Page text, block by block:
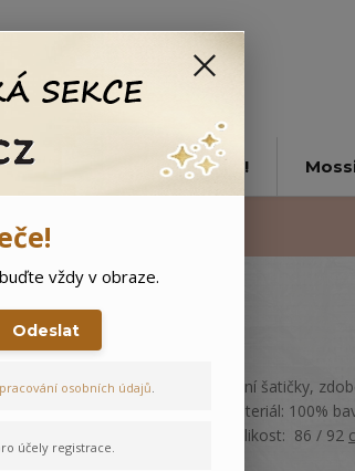
Hledat
🌲 Vítejte ve světě Mossilo!
Bavlněné letní šatičky,
nášivkou.Materiál: 100%
LososováVelikost: 86 / 92
vždy v obraze.
Odeslat
osobních údajů.
účely registrace.